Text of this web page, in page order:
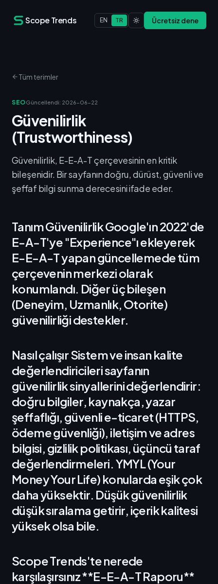
Scope Trends EN TR Ücretsiz dene
Tüm terimler
SEOGüncellendi: 2026-06-22
Güvenilirlik
(Trustworthiness)
Güvenilirlik, E-E-A-T çerçevesinin en kritik
bileşenidir. Bir sayfanın doğru, dürüst, güvenli ve
şeffaf bilgi sunma derecesini ifade eder.
Tanım Güvenilirlik Google'ın 2022'de
E-A-T'ye "Experience"ı ekleyerek
E-E-A-T yapan güncellemede tüm
çerçevenin merkezi olarak
konumlandı. Diğer üç bileşen
(Deneyim, Uzmanlık, Otorite)
güvenilirliği destekler.
Nasıl çalışır Sistem ve insan kalite
değerlendiricileri sayfanın
güvenilirlik sinyallerini değerlendirir:
doğru bilgiler, kaynakça, yazar
şeffaflığı, güvenli e-ticaret (HTTPS,
ödeme güvenliği), iletişim ve adres
bilgisi, gizlilik politikası, üçüncü taraf
değerlendirmeleri. YMYL (Your
Money Your Life) konularda eşik çok
daha yüksektir. Düşük güvenilirlik
düşük sıralama getirir, içerik kalitesi
yüksek olsa bile.
Scope Trends'te nerede
karşılaşırsınız **E-E-A-T Raporu**